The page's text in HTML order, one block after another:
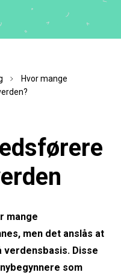
Hvor mange
mange
men det anslås at
verdensbasis. Disse
som